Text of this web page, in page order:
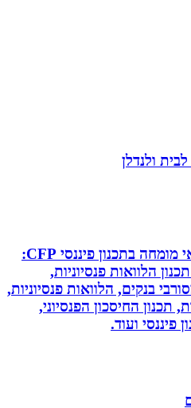
תכנון פיננסי - גדי ברקאי מומחה בתכנון פיננסי CFP:
פנסיוניות,
הלוואות פנסיוניות,
החיסכון הפנסיוני,
ועוד.